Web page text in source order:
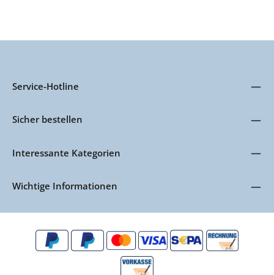
Service-Hotline
Sicher bestellen
Interessante Kategorien
Wichtige Informationen